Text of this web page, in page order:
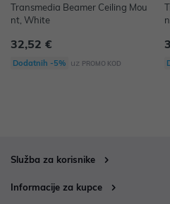
Transmedia Beamer Ceiling Mou
nt, White
32,52 €
Dodatnih -5% uz PROMO KOD
Služba za korisnike
Informacije za kupce